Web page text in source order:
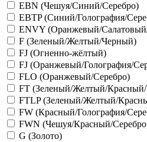
EBN (Чешуя/Синий/Серебро)
EBTP (Синий/Голография/
ENVY (Оранжевый/
F (Зеленый/Желтый/Черный)
FJ (Огненно-жёлтый)
FJ (Оранжевый/Голография/
FLO (Оранжевый/Серебро)
FT (Зеленый/Желтый/
FTLP (Зеленый/Желтый/
FW (Красный/Голография/
FWN (Чешуя/Красный/
G (Золото)